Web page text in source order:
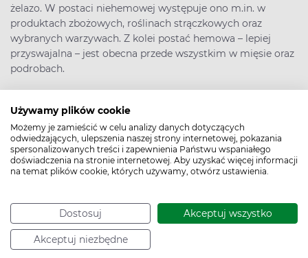
Używamy plików cookie
Możemy je zamieścić w celu analizy danych dotyczących
odwiedzających, ulepszenia naszej strony internetowej, pokazania
spersonalizowanych treści i zapewnienia Państwu wspaniałego
doświadczenia na stronie internetowej. Aby uzyskać więcej informacji
na temat plików cookie, których używamy, otwórz ustawienia.
Dostosuj Akceptuj wszystko
Akceptuj niezbędne
żelazo. W postaci niehemowej występuje ono m.in. w
produktach zbożowych, roślinach strączkowych oraz
wybranych warzywach. Z kolei postać hemowa – lepiej
przyswajalna – jest obecna przede wszystkim w mięsie oraz
podrobach.
potrzebne?
Co do zasady suplementacja tego pierwiastka nie jest
niezbędna. Niekiedy jednak warto sięgnąć po syrop z
żelazem dla dzieci lub krople.
Na niedobór pierwiastka cierpią często dzieci jedzące zbyt
pokarmowa, która ogranicza możliwości komponowania
diety już od pierwszych tygodni życia. Podobnie działa
nietolerancja, która wprawdzie nie uruchamia odpowiedzi
immunologicznej, ale przekłada się m.in. na upośledzenie